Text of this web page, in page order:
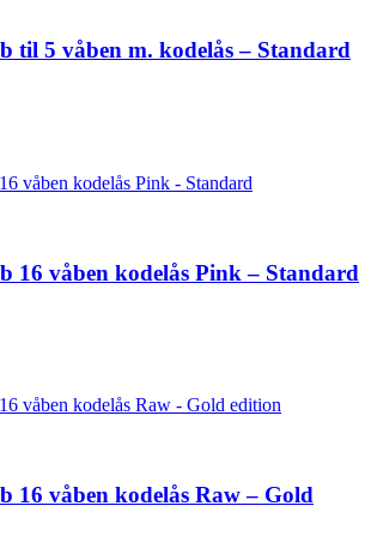
til 5 våben m. kodelås – Standard
16 våben kodelås Pink – Standard
16 våben kodelås Raw – Gold